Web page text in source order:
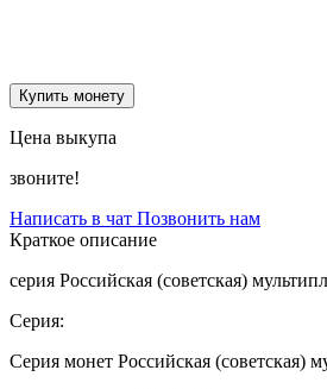
Купить монету
Цена выкупа
звоните!
Написать в чат Позвонить нам
Краткое описание
серия Российская (советская)
Серия:
Серия монет Российская (советская)